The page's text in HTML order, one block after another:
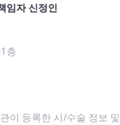
임자 신정인
층
이 등록한 시/수술 정보